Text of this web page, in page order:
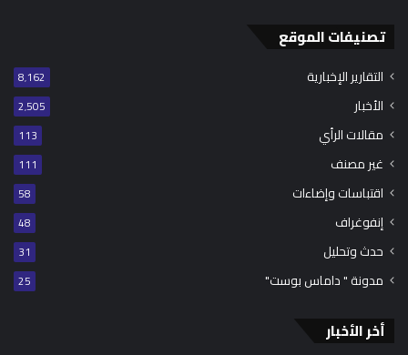
تصنيفات الموقع
التقارير الإخبارية 8٬162
الأخبار 2٬505
مقالات الرأي 113
غير مصنف 111
اقتباسات وإضاءات 58
إنفوغراف 48
حدث وتحليل 31
مدونة " داماس بوست" 25
أخر الأخبار